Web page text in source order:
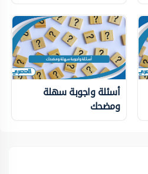
أسئلة واجوبة سهلة
ومضحك